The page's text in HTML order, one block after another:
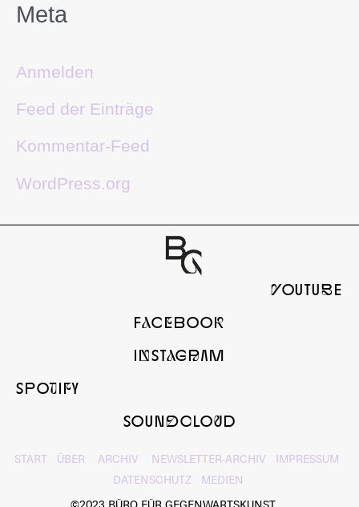
Meta
Anmelden
Feed der Einträge
Kommentar-Feed
WordPress.org
yOUTUbE
FaCeBOOk
InSTaGrAM
SPOtIfY
SOUNdcLOuD
STARTÜBER ARCHIV NEWSLETTER-ARCHIV
IMPRESSUM
DATENSCHUTZ
MEDIEN